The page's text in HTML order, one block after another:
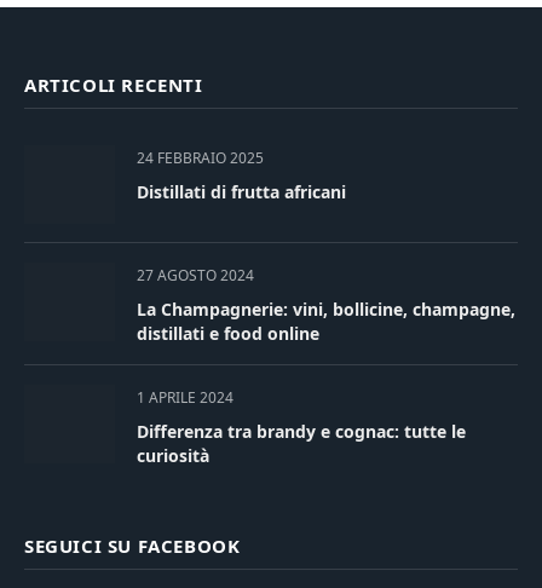
ARTICOLI RECENTI
24 FEBBRAIO 2025
Distillati di frutta africani
27 AGOSTO 2024
La Champagnerie: vini, bollicine, champagne,
distillati e food online
1 APRILE 2024
Differenza tra brandy e cognac: tutte le
curiosità
SEGUICI SU FACEBOOK